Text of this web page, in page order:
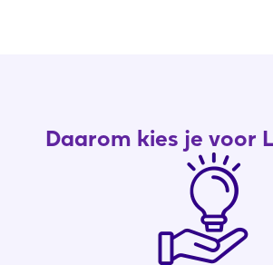
Daarom kies je voor